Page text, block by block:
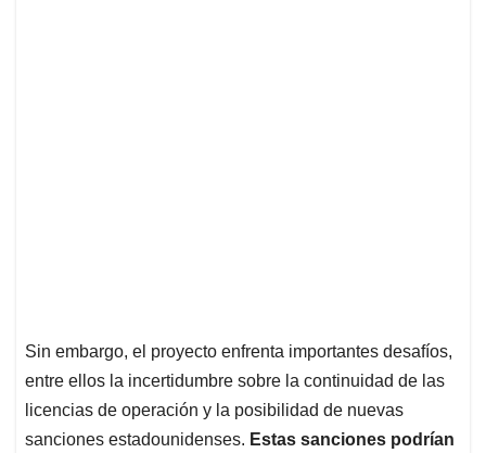
Sin embargo, el proyecto enfrenta importantes desafíos,
entre ellos la incertidumbre sobre la continuidad de las
licencias de operación y la posibilidad de nuevas
sanciones estadounidenses. Estas sanciones podrían